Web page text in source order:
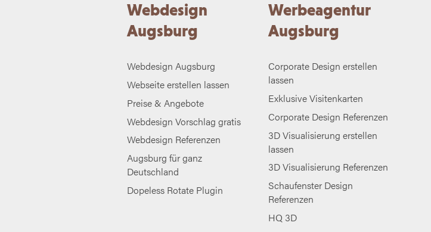
Webdesign
Augsburg
Webdesign Augsburg
Webseite erstellen lassen
Preise & Angebote
Webdesign Vorschlag gratis
Webdesign Referenzen
Augsburg für ganz
Deutschland
Dopeless Rotate Plugin
Werbeagentur
Augsburg
Corporate Design erstellen
lassen
Exklusive Visitenkarten
Corporate Design Referenzen
3D Visualisierung erstellen
lassen
3D Visualisierung Referenzen
Schaufenster Design
Referenzen
HQ 3D